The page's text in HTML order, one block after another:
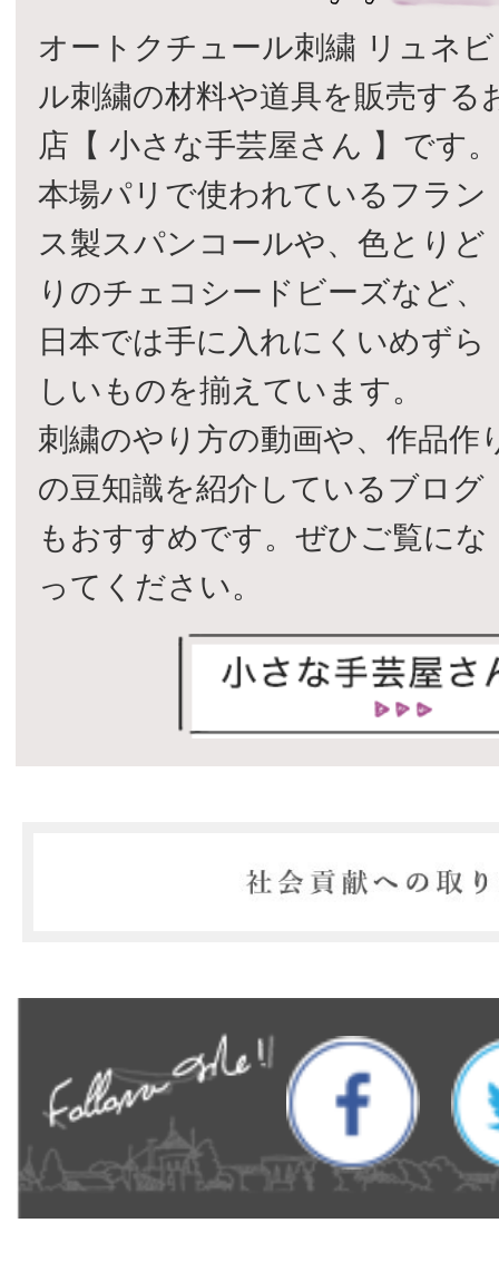
オートクチュール刺繍 リュネビ
ル刺繍の材料や道具を販売する
店【 小さな手芸屋さん 】です。
本場パリで使われているフラン
ス製スパンコールや、色とりど
りのチェコシードビーズなど、
日本では手に入れにくいめずら
しいものを揃えています。
刺繍のやり方の動画や、作品作
の豆知識を紹介しているブログ
もおすすめです。ぜひご覧にな
ってください。